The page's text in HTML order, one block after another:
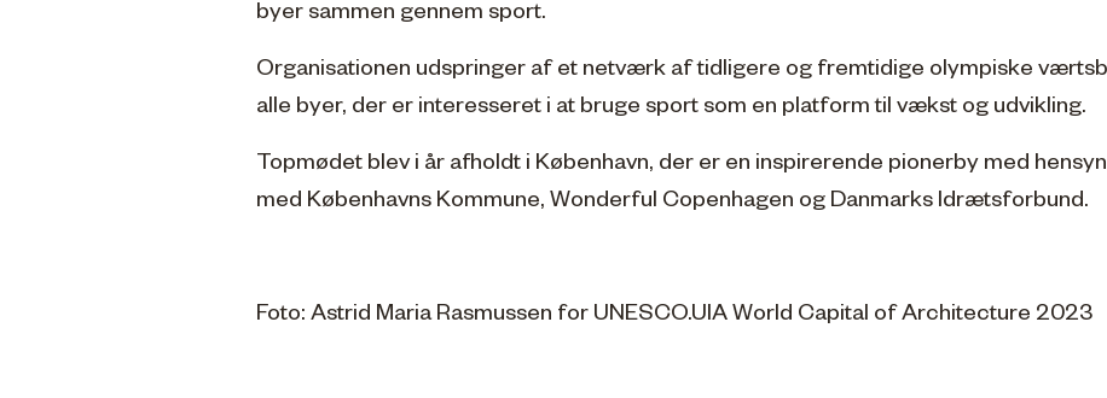
byer sammen gennem sport.
Organisationen udspringer af et netværk af ​tidligere og fremtidige olympiske
alle byer, der er interesseret i at bruge sport som en platform til vækst og udvikling.
Topmødet blev i år afholdt i København, der er en inspirerende pionerby med
med Københavns Kommune, Wonderful Copenhagen og Danmarks Idrætsforbund.
Foto: Astrid Maria Rasmussen for UNESCO.UIA World Capital of Architecture 2023